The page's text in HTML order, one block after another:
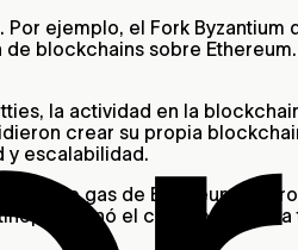
ejemplo, el Fork
blockchains sobre
la actividad en la
crear su propia
y escalabilidad.
de gas de Ethereum e
allanó el camino para una